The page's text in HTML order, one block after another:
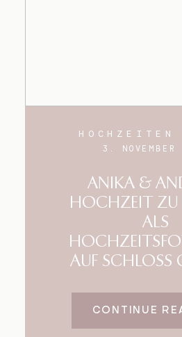
HOCHZEITEN
3. NOVEMBER
ANIKA &
HOCHZEIT
ALS
AUF SCHLOSS
CONTINUE